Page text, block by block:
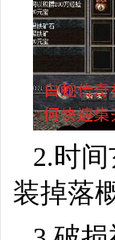
2.时
装掉落